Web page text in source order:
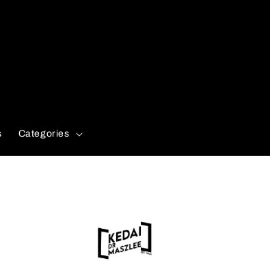
Categories